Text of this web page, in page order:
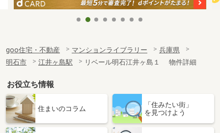
goo住宅・不動産 マンションライブラリー
兵庫県
明石市
江井ヶ島駅 リベール明石江井ヶ島１ 物件詳細
お役立ち情報
住まいのコラム
「住みたい街」
を見つけよう